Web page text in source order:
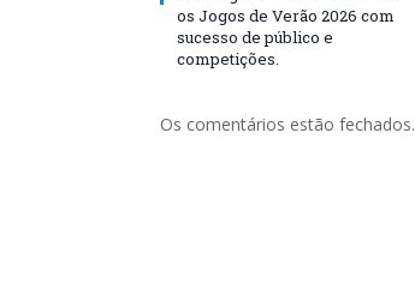
os Jogos de Verão 2026 com
sucesso de público e
competições.
Os comentários estão fechados.